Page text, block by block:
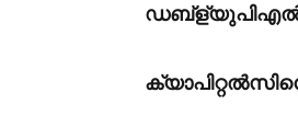
ഡബ്ള്യുപിഎൽ :